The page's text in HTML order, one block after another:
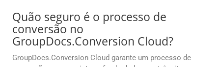
Quão seguro é o processo de
conversão no
GroupDocs.Conversion Cloud?
GroupDocs.Conversion Cloud garante um processo de